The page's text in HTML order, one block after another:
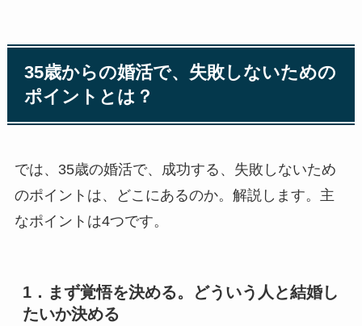
35歳からの婚活で、失敗しないための
ポイントとは？
では、35歳の婚活で、成功する、失敗しないため
のポイントは、どこにあるのか。解説します。主
なポイントは4つです。
1．まず覚悟を決める。どういう人と結婚し
たいか決める